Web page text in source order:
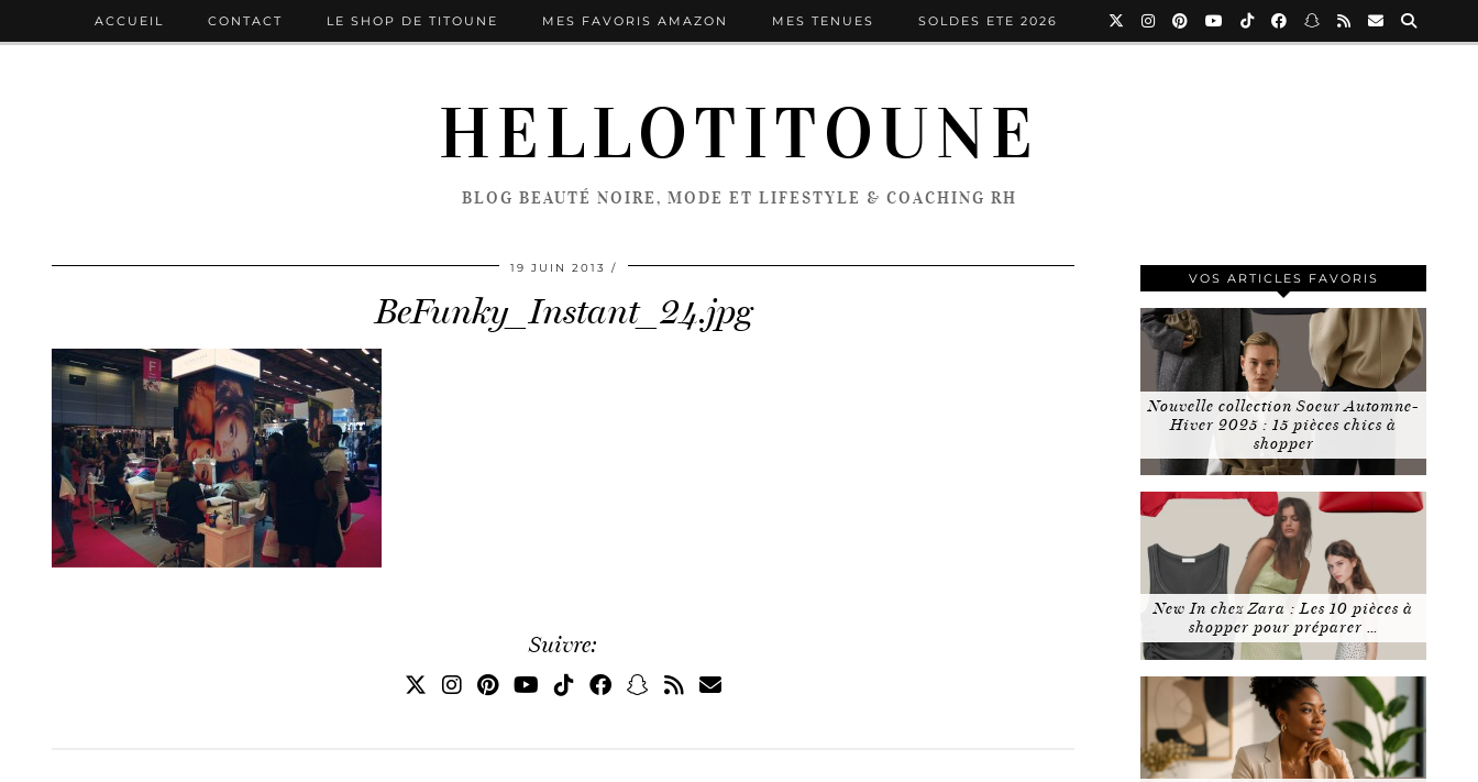
HELLOTITOUNE
BLOG BEAUTÉ NOIRE, MODE ET LIFESTYLE & COACHING RH
ACCUEIL CONTACT LE SHOP DE TITOUNE MES FAVORIS AMAZON MES TENUES SOLDES ETE 2026
19 JUIN 2013
BeFunky_Instant_24.jpg
Suivre:
VOS ARTICLES FAVORIS
Nouvelle collection Soeur Automne-
Hiver 2025 : 15 pièces chics à
shopper
New In chez Zara : Les 10 pièces à
shopper pour préparer …